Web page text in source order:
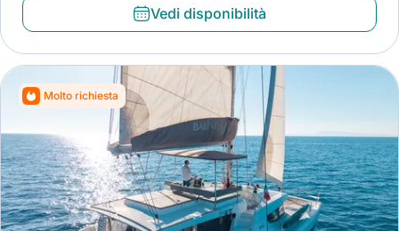
Vedi disponibilità
Molto richiesta